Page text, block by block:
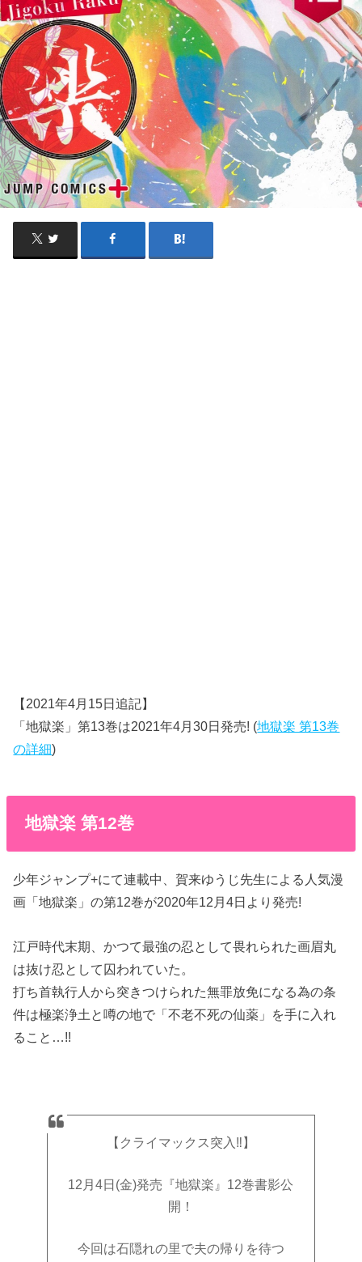
【2021年4月15日追記】
「地獄楽」第13巻は2021年4月30日発売! (地獄楽 第13巻
の詳細)
地獄楽 第12巻
少年ジャンプ+にて連載中、賀来ゆうじ先生による人気漫
画「地獄楽」の第12巻が2020年12月4日より発売!
江戸時代末期、かつて最強の忍として畏れられた画眉丸
は抜け忍として囚われていた。
打ち首執行人から突きつけられた無罪放免になる為の条
件は極楽浄土と噂の地で「不老不死の仙薬」を手に入れ
ること…!!
【クライマックス突入‼︎】
12月4日(金)発売『地獄楽』12巻書影公
開！
今回は石隠れの里で夫の帰りを待つ